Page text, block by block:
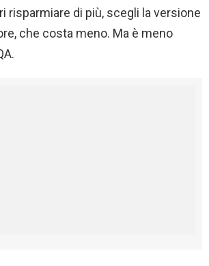
risparmiare di più, scegli la versione
che costa meno. Ma è meno